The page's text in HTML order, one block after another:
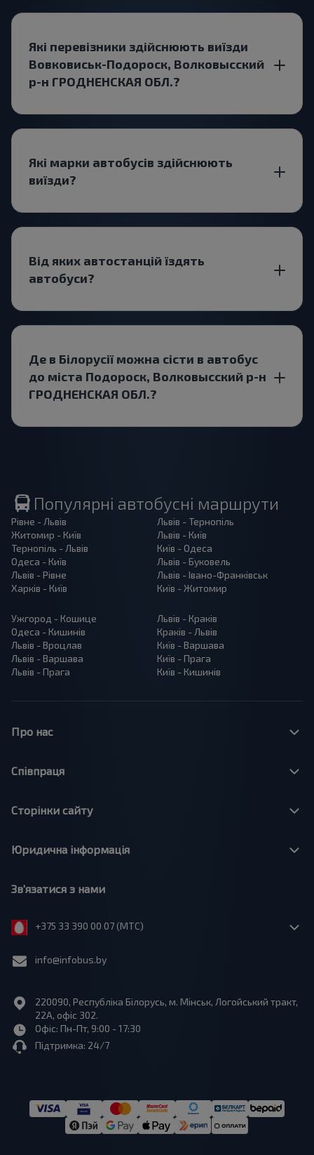
Які перевізники здійснюють виїзди
Вовковиськ-Подороск, Волковысский
р-н ГРОДНЕНСКАЯ ОБЛ.?
Які марки автобусів здійснюють
виїзди?
Від яких автостанцій їздять
автобуси?
Де в Білорусії можна сісти в автобус
до міста Подороск, Волковысский р-н
ГРОДНЕНСКАЯ ОБЛ.?
Популярні автобусні маршрути
Рівне - Львів
Житомир - Київ
Тернопіль - Львів
Одеса - Київ
Львів - Рівне
Харків - Київ
Львів - Тернопіль
Львів - Київ
Київ - Одеса
Львів - Буковель
Львів - Івано-Франківськ
Київ - Житомир
Ужгород - Кошице
Одеса - Кишинів
Львів - Вроцлав
Львів - Варшава
Львів - Прага
Львів - Краків
Краків - Львів
Київ - Варшава
Київ - Прага
Київ - Кишинів
Про нас
Співпраця
Сторінки сайту
Юридична інформація
Зв'язатися з нами
+375 33 390 00 07 (МТС)
info@infobus.by
220090, Республіка Білорусь, м. Мінськ, Логойський тракт,
22А, офіс 302.
Офіс: Пн-Пт, 9:00 - 17:30
Підтримка: 24/7